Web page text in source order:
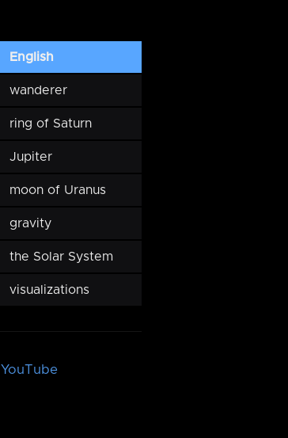
English
wanderer
ring of Saturn
Jupiter
moon of Uranus
gravity
the Solar System
visualizations
YouTube